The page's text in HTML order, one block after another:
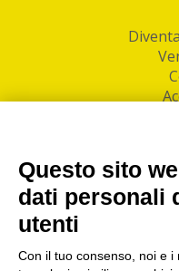
I nostri punti di
Questo sito
dati personali
utenti
Con il tuo consenso, noi e